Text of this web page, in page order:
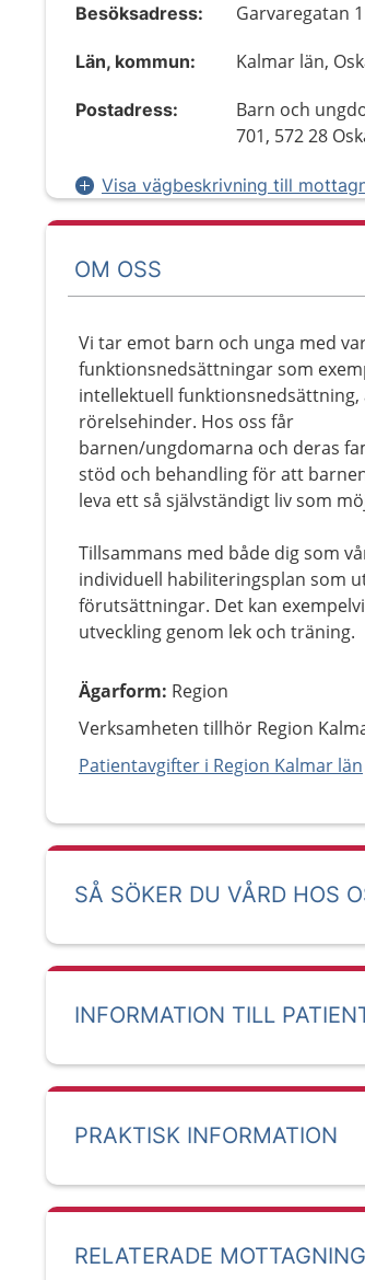
Besöksadress: Garvaregatan
Län, kommun: Kalmar län,
Postadress:
Barn och
701, 572 28
Visa vägbeskrivning till
OM OSS
Vi tar emot barn och unga med
funktionsnedsättningar som
intellektuell funktionsnedsättning,
rörelsehinder. Hos oss får
barnen/ungdomarna och deras
stöd och behandling för att
leva ett så självständigt liv som
Tillsammans med både dig som
individuell habiliteringsplan som
förutsättningar. Det kan
utveckling genom lek och träning.
Ägarform: Region
Verksamheten tillhör Region
Patientavgifter i Region Kalmar län
SÅ SÖKER DU VÅRD HOS
INFORMATION TILL
PRAKTISK INFORMATION
RELATERADE